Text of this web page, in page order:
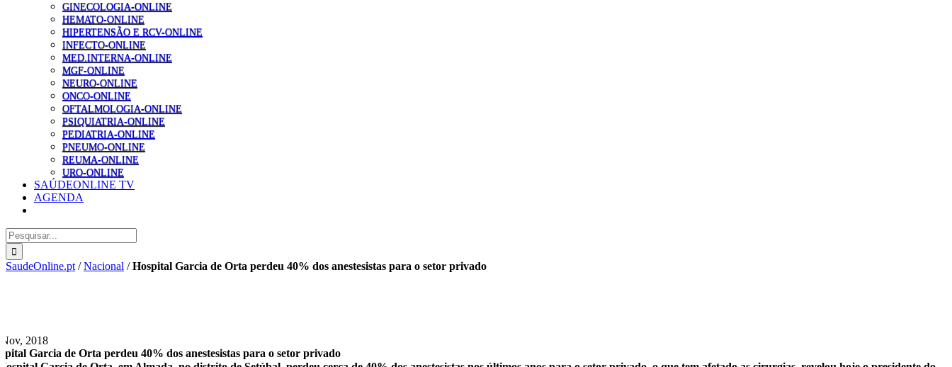
GINECOLOGIA-ONLINE
HEMATO-ONLINE
HIPERTENSÃO E RCV-ONLINE
INFECTO-ONLINE
MED.INTERNA-ONLINE
MGF-ONLINE
NEURO-ONLINE
ONCO-ONLINE
OFTALMOLOGIA-ONLINE
PSIQUIATRIA-ONLINE
PEDIATRIA-ONLINE
PNEUMO-ONLINE
REUMA-ONLINE
URO-ONLINE
SAÚDEONLINE TV
AGENDA
Pesquisar
SaudeOnline.pt /Nacional /Hospital Garcia de Orta perdeu 40% dos anestesistas para o setor privado
2018
Garcia de Orta perdeu 40% dos anestesistas para o setor privado